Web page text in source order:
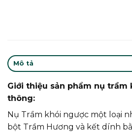
Mô tả
Giới thiệu sản phẩm nụ trầm
thông:
Nụ Trầm khói ngược một loại
bột Trầm Hương và kết dính